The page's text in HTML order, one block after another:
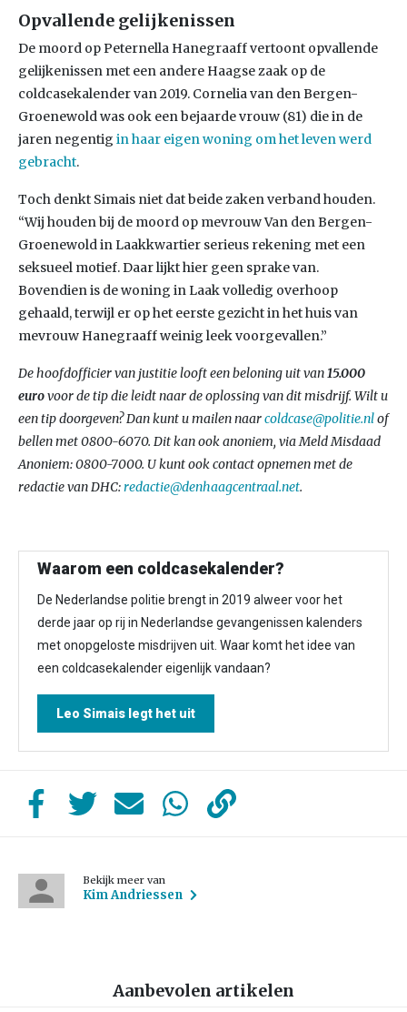
Opvallende gelijkenissen
De moord op Peternella Hanegraaff vertoont opvallende
gelijkenissen met een andere Haagse zaak op de
coldcasekalender van 2019. Cornelia van den Bergen-
Groenewold was ook een bejaarde vrouw (81) die in de
jaren negentig in haar eigen woning om het leven werd
gebracht.
Toch denkt Simais niet dat beide zaken verband houden.
“Wij houden bij de moord op mevrouw Van den Bergen-
Groenewold in Laakkwartier serieus rekening met een
seksueel motief. Daar lijkt hier geen sprake van.
Bovendien is de woning in Laak volledig overhoop
gehaald, terwijl er op het eerste gezicht in het huis van
mevrouw Hanegraaff weinig leek voorgevallen.”
De hoofdofficier van justitie looft een beloning uit van15.000
eurovoor de tip die leidt naar de oplossing van dit misdrijf. Wilt u
een tip doorgeven? Dan kunt u mailen naarcoldcase@politie.nlof
bellen met 0800-6070. Dit kan ook anoniem, via Meld Misdaad
Anoniem: 0800-7000. U kunt ook contact opnemen met de
redactie van DHC:redactie@denhaagcentraal.net.
Waarom een coldcasekalender?
De Nederlandse politie brengt in 2019 alweer voor het
derde jaar op rij in Nederlandse gevangenissen kalenders
met onopgeloste misdrijven uit. Waar komt het idee van
een coldcasekalender eigenlijk vandaan?
Leo Simais legt het uit
Bekijk meer van
Kim Andriessen
Aanbevolen artikelen